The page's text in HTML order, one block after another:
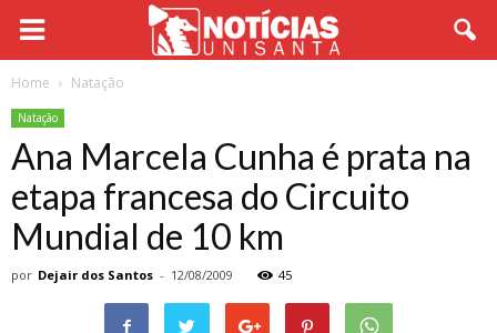
Home Natação
Natação
Ana Marcela Cunha é prata na
etapa francesa do Circuito
Mundial de 10 km
por Dejair dos Santos - 12/08/2009 45